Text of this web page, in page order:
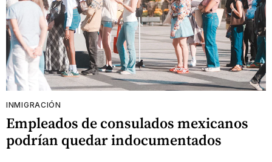
INMIGRACIÓN
Empleados de consulados mexicanos
podrían quedar indocumentados